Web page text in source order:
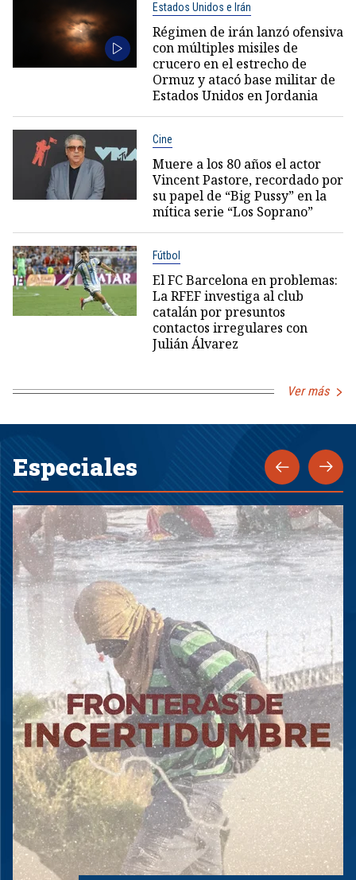
Estados Unidos e Irán
Régimen de irán lanzó ofensiva
con múltiples misiles de
crucero en el estrecho de
Ormuz y atacó base militar de
Estados Unidos en Jordania
Cine
Muere a los 80 años el actor
Vincent Pastore, recordado por
su papel de “Big Pussy” en la
mítica serie “Los Soprano”
Fútbol
El FC Barcelona en problemas:
La RFEF investiga al club
catalán por presuntos
contactos irregulares con
Julián Álvarez
Ver más
Especiales